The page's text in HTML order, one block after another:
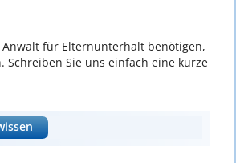
für Elternunterhalt benötigen,
Sie uns einfach eine kurze